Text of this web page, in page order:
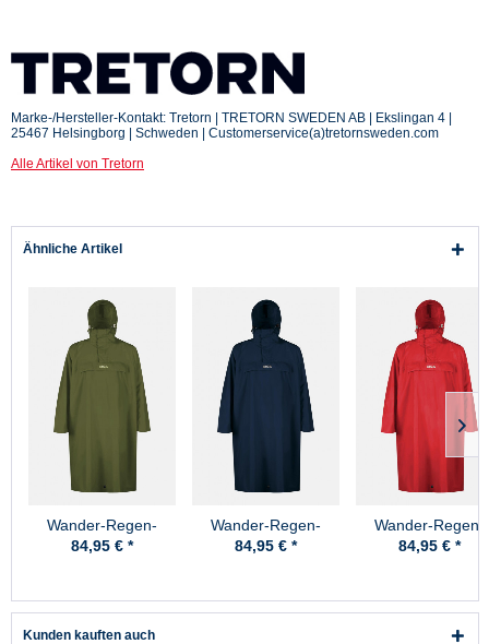
Marke-/Hersteller-Kontakt: Tretorn | TRETORN SWEDEN AB | Ekslingan 4 |
25467 Helsingborg | Schweden | Customerservice(a)tretornsweden.com
Alle Artikel von Tretorn
Ähnliche Artikel
Wander-Regen-
Poncho High Peak
84,95 € *
Wander-Regen-
Poncho High Peak
84,95 € *
Wander-Regen-
Poncho High
84,95 € *
Kunden kauften auch